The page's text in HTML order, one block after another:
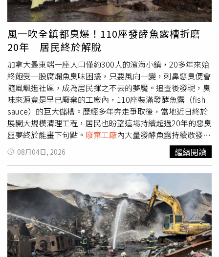
風一吹全鎮都臭爆！110座發酵魚露槽折磨
20年 居民終於解脫
加拿大最東端一座人口僅約300人的濱海小鎮，20多年來始
終飽受一股腐爛魚臭味困擾，只要風向一變，刺鼻惡臭便會
隨風飄進社區，成為居民揮之不去的夢魘。追查後發現，臭
味來源竟是早已廢棄的工廠內，110座裝滿發酵魚露（fish
sauce）的巨大儲槽。歷經多年奔走爭取後，當地近日終於
展開大規模清理工程，居民也盼望這場持續超過20年的惡臭
噩夢終於能畫下句點。 廢棄工廠內大量發酵魚露持續散發惡
臭，只要風向改變，整座小鎮都會聞到刺鼻魚腥味。綜合美
聯社報導，事件發生在加拿大紐芬蘭與拉布拉多省
（Newfoundland and Labrador）聖瑪麗鎮（St.
Mary's）。這座位於加拿大最東端省分的美麗海岸小鎮，因
大西洋海鮮醬公司（Atlantic Seafood Sauce Company）20
多年前倒閉後遺留下來的發酵魚露，讓居民多年來飽受惡臭
折磨。工廠停業後便遭棄置，約110座大型儲槽仍留在廠
區，每座內部存放約3000加侖（約1萬1350公升）的發酵魚
露。多年來建築逐漸失修，不僅窗戶破裂、屋頂被強風吹
毀，今年1月暴風雨更吹垮部分牆面，但儲槽內魚露仍持續
08月04日, 2026 繼續閱讀